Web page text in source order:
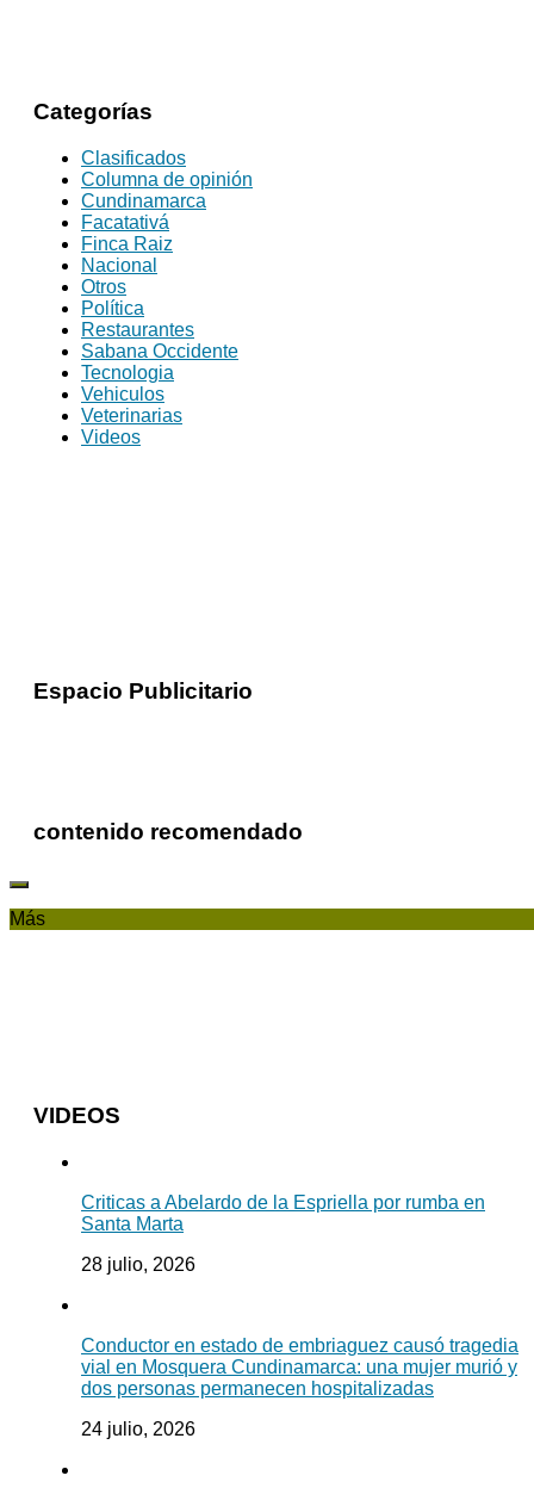
Categorías
Clasificados
Columna de opinión
Cundinamarca
Facatativá
Finca Raiz
Nacional
Otros
Política
Restaurantes
Sabana Occidente
Tecnologia
Vehiculos
Veterinarias
Videos
Espacio Publicitario
contenido recomendado
Más
VIDEOS
Criticas a Abelardo de la Espriella por rumba en
Santa Marta
28 julio, 2026
Conductor en estado de embriaguez causó tragedia
vial en Mosquera Cundinamarca: una mujer murió y
dos personas permanecen hospitalizadas
24 julio, 2026